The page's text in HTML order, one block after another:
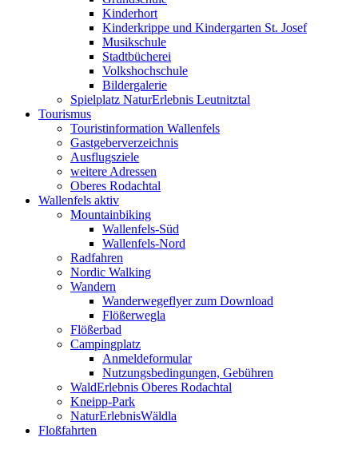
Kinderhort
Kinderkrippe und Kindergarten St. Josef
Musikschule
Stadtbücherei
Volkshochschule
Bildergalerie
Spielplatz NaturErlebnis Leutnitztal
Tourismus
Touristinformation Wallenfels
Gastgeberverzeichnis
Ausflugsziele
weitere Adressen
Oberes Rodachtal
Wallenfels aktiv
Mountainbiking
Wallenfels-Süd
Wallenfels-Nord
Radfahren
Nordic Walking
Wandern
Wanderwegeflyer zum Download
Flößerwegla
Flößerbad
Campingplatz
Anmeldeformular
Nutzungsbedingungen, Gebühren
WaldErlebnis Oberes Rodachtal
Kneipp-Park
NaturErlebnisWäldla
Floßfahrten